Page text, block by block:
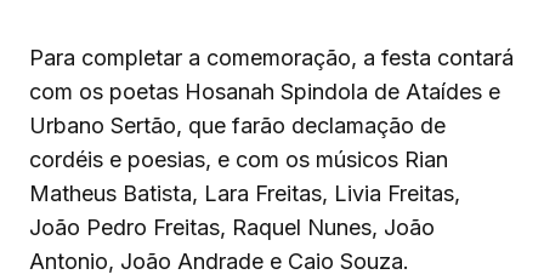
Para completar a comemoração, a festa contará
com os poetas Hosanah Spindola de Ataídes e
Urbano Sertão, que farão declamação de
cordéis e poesias, e com os músicos Rian
Matheus Batista, Lara Freitas, Livia Freitas,
João Pedro Freitas, Raquel Nunes, João
Antonio, João Andrade e Caio Souza.